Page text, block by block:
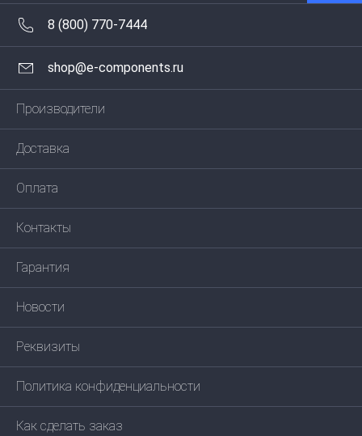
8 (800) 770-7444
shop@e-components.ru
Производители
Доставка
Оплата
Контакты
Гарантия
Новости
Реквизиты
Политика конфиденциальности
Как сделать заказ